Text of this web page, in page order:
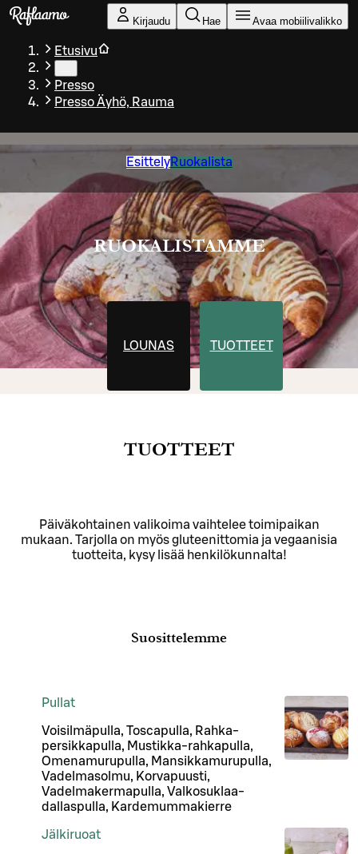
Siirry pääsisältöön
Kirjaudu Hae Avaa mobiilivalikko
Etusivu
Presso
Presso Äyhö, Rauma
EsittelyRuokalista
RUOKALISTAMME
LOUNAS TUOTTEET
TUOTTEET
Päiväkohtainen valikoima vaihtelee toimipaikan
mukaan. Tarjolla on myös gluteenittomia ja vegaanisia
tuotteita, kysy lisää henkilökunnalta!
Suosittelemme
Pullat
Voisilmäpulla, Toscapulla, Rahka-
persikkapulla, Mustikka-rahkapulla,
Omenamurupulla, Mansikkamurupulla,
Vadelmasolmu, Korvapuusti,
Vadelmakermapulla, Valkosuklaa-
dallaspulla, Kardemummakierre
Jälkiruoat